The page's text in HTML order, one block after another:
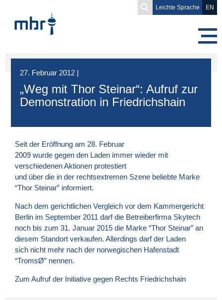
Search
for:
Leichte Sprache EN
27. Februar 2012 |
„Weg mit Thor Steinar“: Aufruf zur
Demonstration in Friedrichshain
Seit der Eröffnung am 28. Februar
2009 wurde gegen den Laden immer wieder mit
verschiedenen Aktionen protestiert
und über die in der rechtsextremen Szene beliebte Marke
“Thor Steinar” informiert.
Nach dem gerichtlichen Vergleich vor dem Kammergericht
Berlin im September 2011 darf die Betreiberfirma Skytech
noch bis zum 31. Januar 2015 die Marke “Thor Steinar” an
diesem Standort verkaufen. Allerdings darf der Laden
sich nicht mehr nach der norwegischen Hafenstadt
“TromsØ” nennen.
Zum Aufruf der Initiative gegen Rechts Friedrichshain